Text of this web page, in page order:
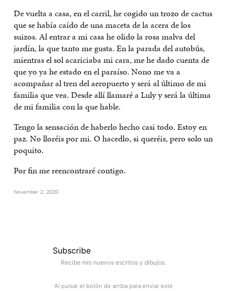
De vuelta a casa, en el carril, he cogido un trozo de cactus
que se había caído de una maceta de la acera de los
suizos. Al entrar a mi casa he olido la rosa malva del
jardín, la que tanto me gusta. En la parada del autobús,
mientras el sol acariciaba mi cara, me he dado cuenta de
que yo ya he estado en el paraíso. Nono me va a
acompañar al tren del aeropuerto y será al último de mi
familia que vea. Desde allí llamaré a Luly y será la última
de mi familia con la que hable.
Tengo la sensación de haberlo hecho casi todo. Estoy en
paz. No lloréis por mi. O hacedlo, si queréis, pero solo un
poquito.
Por fin me reencontraré contigo.
November 2, 2020
Subscribe
Recibe mis nuevos escritos y dibujos.
Al pulsar el botón de arriba para enviar este